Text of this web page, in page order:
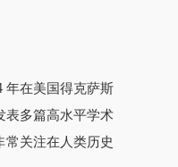
年在美国得克萨斯
表多篇高水平学术
关注在人类历史